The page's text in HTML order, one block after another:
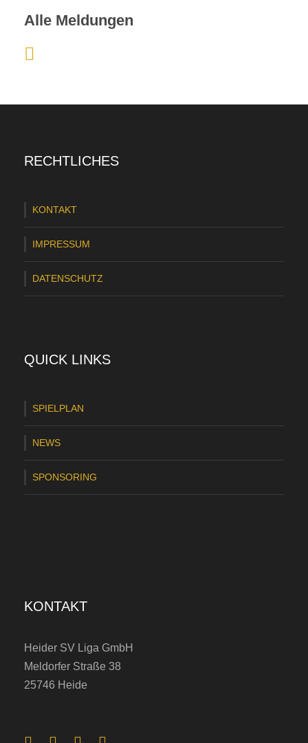
Alle Meldungen
u
2
4
/
5
ü
r
e
n
m
a
l
RECHTLICHES
KONTAKT
IMPRESSUM
DATENSCHUTZ
QUICK LINKS
SPIELPLAN
NEWS
SPONSORING
KONTAKT
Heider SV Liga GmbH
Meldorfer Straße 38
25746 Heide